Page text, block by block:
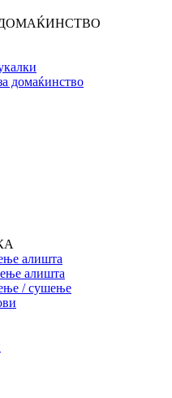
домаќинство
алишта
алишта
/ сушење